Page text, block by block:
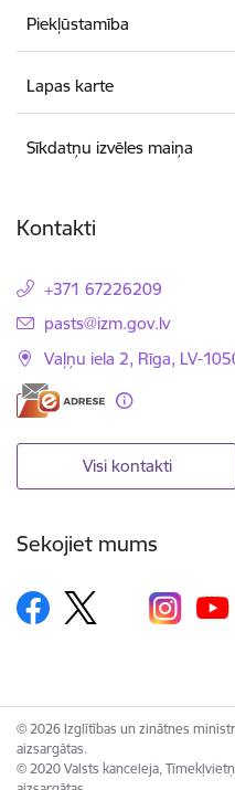
Piekļūstamība
Lapas karte
Sīkdatņu izvēles maiņa
Kontakti
+371 67226209
E-pasts:
pasts@izm.gov.lv
Vaļņu iela 2, Rīga, LV-
Visi kontakti
Sekojiet mums
© 2026 Izglītības un zinātnes
aizsargātas.
© 2020 Valsts kanceleja,